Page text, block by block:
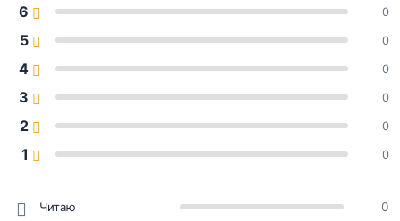
6 0
5 0
4 0
3 0
2 0
1 0
Читаю 0